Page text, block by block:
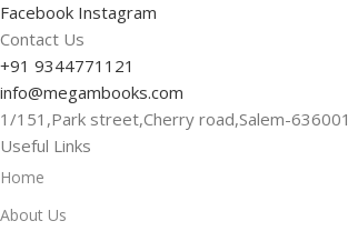
Facebook Instagram
Contact Us
+91 9344771121
info@megambooks.com
1/151,Park street,Cherry road,Salem-636001
Useful Links
Home
About Us